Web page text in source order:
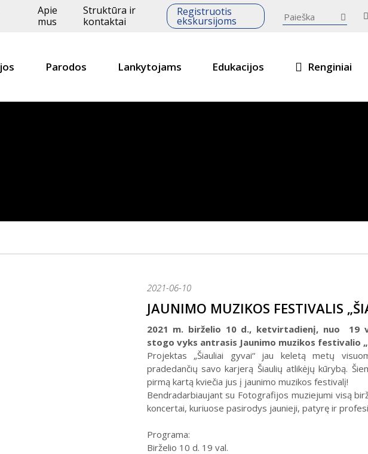
Apie
mus
Struktūra ir
kontaktai
Registruotis
ekskursijoms
Parodos Lankytojams Edukacijos Renginiai
2021-06-10
JAUNIMO MUZIKOS FESTIVALIS
2021 m. birželio 10 d., ketvirtadienį, nuo 19
stogo vyks antrasis Jaunimo muzikos festivalio
Projektas „Šiauliai gyvai“ jau keletą metų
pradedančių savo karjerą Šiaulių atlikėjų kūrybą.
pirmą kartą kviečia jus į jaunimo muzikos festivalį!
Bendradarbiaujant su Fotografijos muziejumi visą
koncertai, kuriuose pasirodys jaunieji, patyrę ir
Programa:
Birželio 10 d. 19 val.